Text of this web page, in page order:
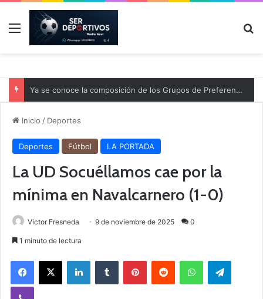
Menú
Ya se conoce la composición de los Grupos de Preferente y el calendario
Inicio / Deportes
Deportes Fútbol LA PORTADA
La UD Socuéllamos cae por la
mínima en Navalcarnero (1-0)
Victor Fresneda 9 de noviembre de 2025 0
1 minuto de lectura